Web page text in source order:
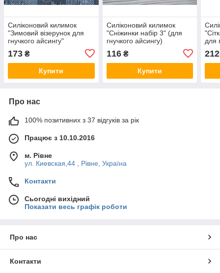
Силіконовий килимок
"Зимовий візерунок для
гнучкого айсингу"
173 ₴
Купити
Силіконовий килимок
"Сніжинки набір 3" (для
гнучкого айсингу)
116₴
Купити
для
212
Про нас
100% позитивних з 37 відгуків за рік
Працює з 10.10.2016
м. Рівне
ул. Киевская,44 , Рівне, Україна
Контакти
Сьогодні вихідний
Показати весь графік роботи
Про нас
Контакти